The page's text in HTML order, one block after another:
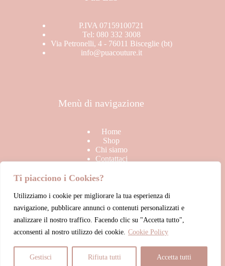
Ti piacciono i Cookies?
Utilizziamo i cookie per migliorare la tua esperienza di
navigazione, pubblicare annunci o contenuti personalizzati e
analizzare il nostro traffico. Facendo clic su "Accetta tutto",
acconsenti al nostro utilizzo dei cookie. Cookie Policy
Gestisci Rifiuta tutti Accetta tutti
P.IVA 07159100721
Tel: 080 332 3008
Via Petronelli, 4 - 76011 Bisceglie (bt)
info@puacouture.it
Menù di navigazione
Home
Shop
Chi siamo
Contattaci
Link Utili
Termini & Condizioni di vendita
Privacy Policy
Cookie Policy